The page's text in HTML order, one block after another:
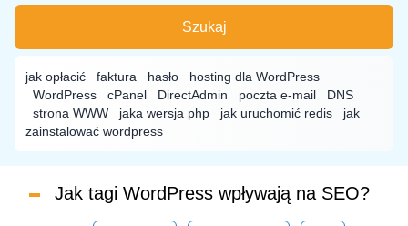
Szukaj
jak opłacić faktura hasło
hosting dla WordPress
WordPress
cPanel DirectAdmin poczta e-mail
DNS
strona WWW
jaka wersja php jak uruchomić redis
jak
zainstalować wordpress
Jak tagi WordPress wpływają na SEO?